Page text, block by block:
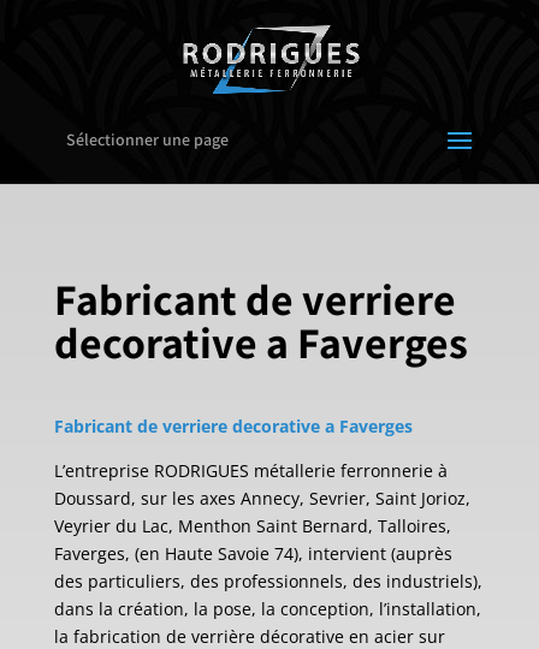
Sélectionner une page
Fabricant de verriere
decorative a Faverges
Fabricant de verriere decorative a Faverges
L’entreprise RODRIGUES métallerie ferronnerie à
Doussard, sur les axes Annecy, Sevrier, Saint Jorioz,
Veyrier du Lac, Menthon Saint Bernard, Talloires,
Faverges, (en Haute Savoie 74), intervient (auprès
des particuliers, des professionnels, des industriels),
dans la création, la pose, la conception, l’installation,
la fabrication de verrière décorative en acier sur